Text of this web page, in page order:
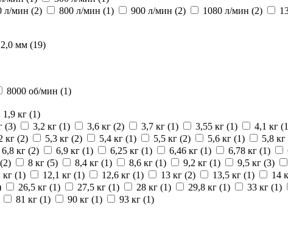
л/мин (2) 800 л/мин (1) 900 л/мин (2) 1080 л/мин (2)
2,0 мм (19)
8000 об/мин (1)
1,9 кг (1)
(3) 3,2 кг (1) 3,6 кг (2) 3,7 кг (1) 3,55 кг (1) 4,1 кг
кг (2) 5,3 кг (2) 5,4 кг (1) 5,5 кг (2) 5,6 кг (1) 5,8 кг
6,8 кг (2) 6,9 кг (1) 6,25 кг (1) 6,46 кг (1) 6,78 кг (1)
(2) 8 кг (5) 8,4 кг (1) 8,6 кг (1) 9,2 кг (1) 9,5 кг (3)
кг (1) 12,1 кг (1) 12,6 кг (1) 13 кг (2) 13,5 кг (1) 14
26,5 кг (1) 27,5 кг (1) 28 кг (1) 29,8 кг (1) 33 кг (1)
81 кг (1) 90 кг (1) 93 кг (1)